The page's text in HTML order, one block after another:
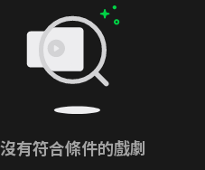
沒有符合條件的戲劇